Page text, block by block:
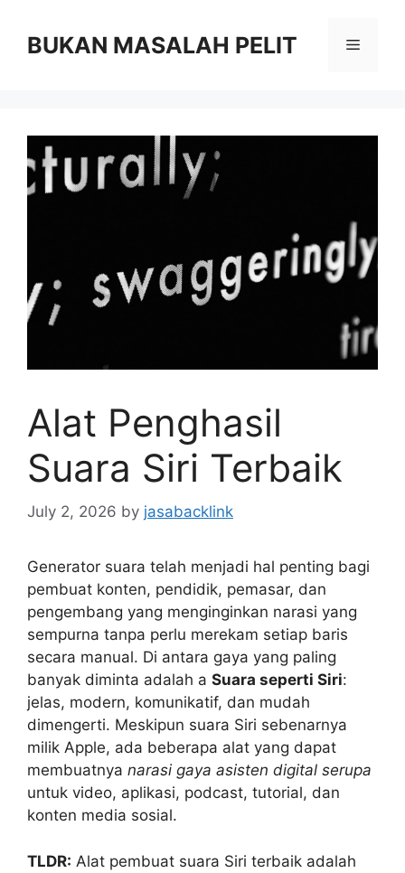
contentBUKAN MASALAH PELIT Menu
Alat Penghasil
Suara Siri Terbaik
July 2, 2026 by jasabacklink
Generator suara telah menjadi hal penting bagi
pembuat konten, pendidik, pemasar, dan
pengembang yang menginginkan narasi yang
sempurna tanpa perlu merekam setiap baris
secara manual. Di antara gaya yang paling
banyak diminta adalah a Suara seperti Siri:
jelas, modern, komunikatif, dan mudah
dimengerti. Meskipun suara Siri sebenarnya
milik Apple, ada beberapa alat yang dapat
membuatnya narasi gaya asisten digital serupa
untuk video, aplikasi, podcast, tutorial, dan
konten media sosial.
TLDR: Alat pembuat suara Siri terbaik adalah